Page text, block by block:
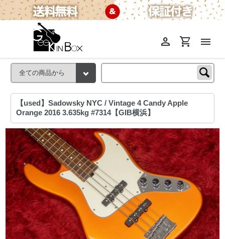
menu
shopping_cart
person
【used】Sadowsky NYC / Vintage 4 Candy Apple
Orange 2016 3.635kg #7314【GIB横浜】